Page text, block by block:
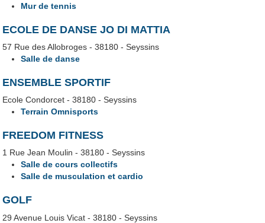
Mur de tennis
ECOLE DE DANSE JO DI MATTIA
57 Rue des Allobroges - 38180 - Seyssins
Salle de danse
ENSEMBLE SPORTIF
Ecole Condorcet - 38180 - Seyssins
Terrain Omnisports
FREEDOM FITNESS
1 Rue Jean Moulin - 38180 - Seyssins
Salle de cours collectifs
Salle de musculation et cardio
GOLF
29 Avenue Louis Vicat - 38180 - Seyssins